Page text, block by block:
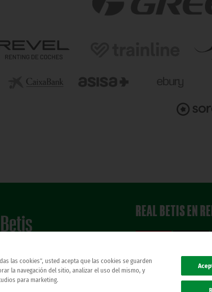
REAL BETIS EN
las cookies”, usted acepta que las cookies se guarden
la navegación del sitio, analizar el uso del mismo, y
para marketing.